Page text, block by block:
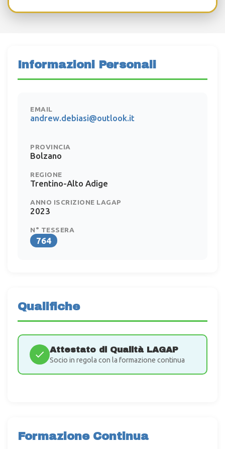
Informazioni Personali
EMAIL
andrew.debiasi@outlook.it
PROVINCIA
Bolzano
REGIONE
Trentino-Alto Adige
ANNO ISCRIZIONE LAGAP
2023
N° TESSERA
764
Qualifiche
Attestato di Qualità LAGAP
Socio in regola con la formazione continua
Formazione Continua